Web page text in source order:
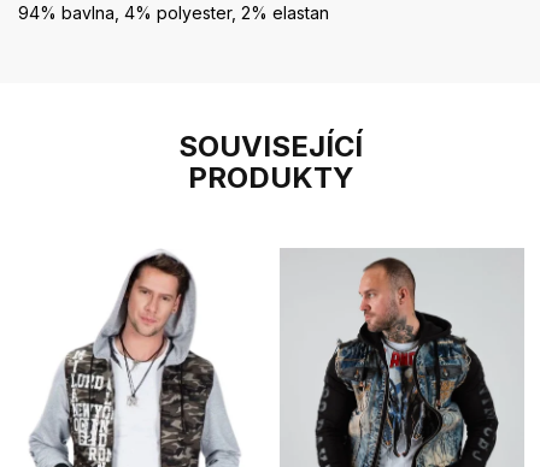
SOUVISEJÍCÍ
PRODUKTY
94% bavlna, 4% polyester, 2% elastan